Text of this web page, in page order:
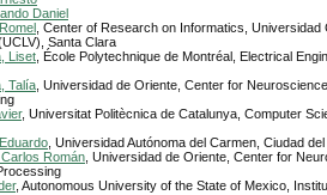
Daniel
, Center of Research on Informatics, Universidad
Santa Clara
Liset , École Polytechnique de Montréal, Electrical
Talía , Universidad de Oriente, Center for
, Universitat Politècnica de Catalunya, Computer
, Universidad Autónoma del Carmen, Ciudad
Román , Universidad de Oriente, Center for
, Autonomous University of the State of Mexico,